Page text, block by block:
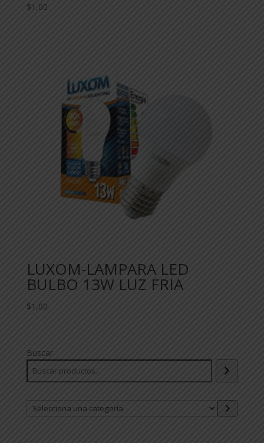
$1,00
LUXOM-LAMPARA LED
BULBO 13W LUZ FRIA
$1,00
Buscar
Selecciona
una